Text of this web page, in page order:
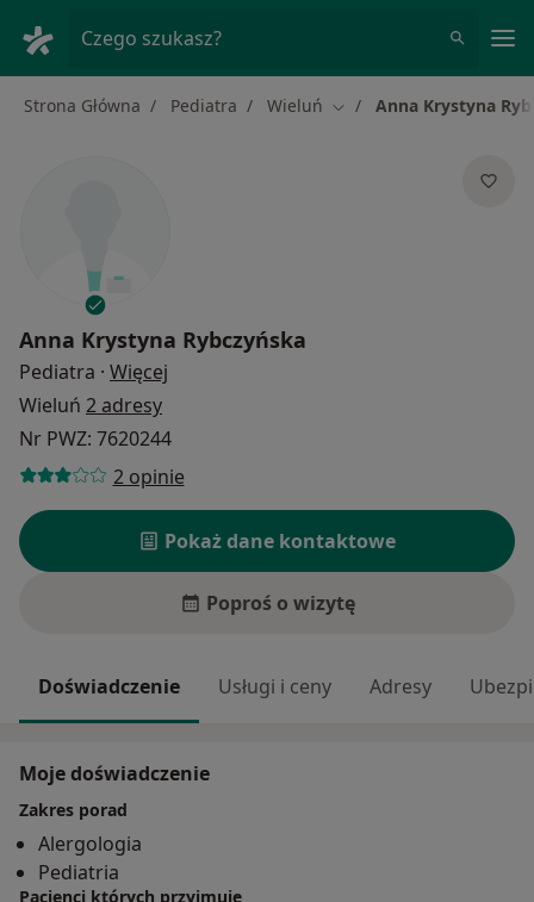
Czego szukasz?
Strona Główna Pediatra Wieluń Zmień miasto
Anna Krystyna
Anna Krystyna Rybczyńska
Pediatra · Więcej
Wieluń 2 adresy
Nr PWZ: 7620244
2 opinie
Pokaż dane kontaktowe
Poproś o wizytę
Doświadczenie Usługi i ceny Adresy
Moje doświadczenie
Zakres porad
Alergologia
Pediatria
Pacjenci których przyjmuję